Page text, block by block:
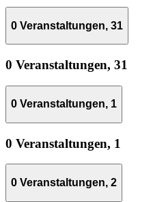
0 Veranstaltungen, 31
0 Veranstaltungen, 31
0 Veranstaltungen, 1
0 Veranstaltungen, 1
0 Veranstaltungen, 2